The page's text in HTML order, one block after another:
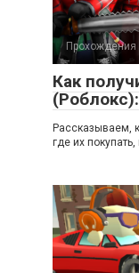
Прохождения
Как
Рассказываем,
где их